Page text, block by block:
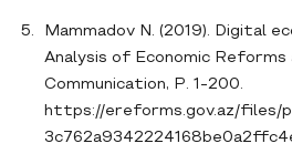
Mammadov N. (2019). Digital
Analysis of Economic Reforms
Communication, P. 1-200.
https://ereforms.gov.az/files/